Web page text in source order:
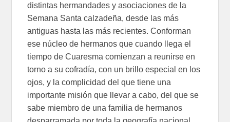
distintas hermandades y asociaciones de la
Semana Santa calzadeña, desde las más
antiguas hasta las más recientes. Conforman
ese núcleo de hermanos que cuando llega el
tiempo de Cuaresma comienzan a reunirse en
torno a su cofradía, con un brillo especial en los
ojos, y la complicidad del que tiene una
importante misión que llevar a cabo, del que se
sabe miembro de una familia de hermanos